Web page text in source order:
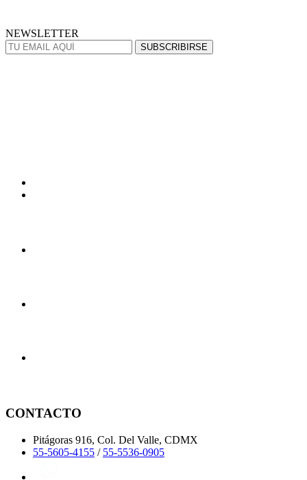
NEWSLETTER
CONTACTO
Pitágoras 916, Col. Del Valle, CDMX
55-5605-4155 / 55-5536-0905